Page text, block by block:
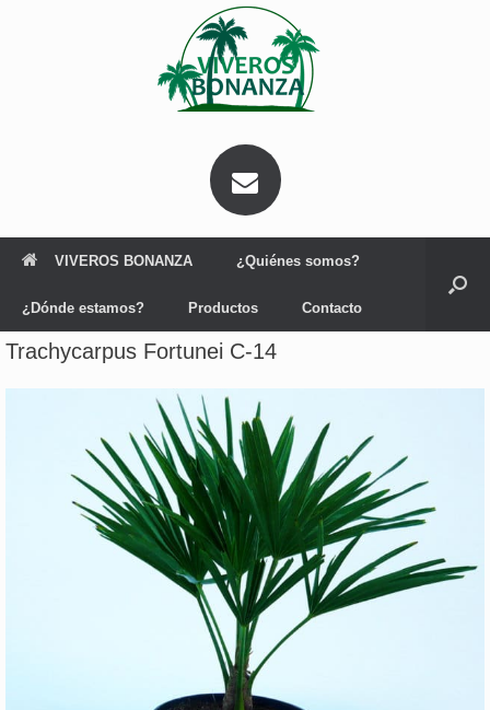
VIVEROS BONANZA ¿Quiénes somos?
¿Dónde estamos? Productos Contacto
Trachycarpus Fortunei C-14